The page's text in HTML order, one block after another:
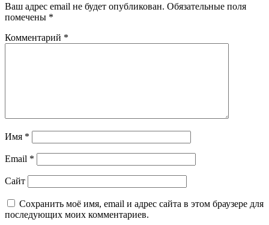
Ваш адрес email не будет опубликован. Обязательные поля
помечены *
Комментарий *
Имя *
Email *
Сайт
Сохранить моё имя, email и адрес сайта в этом браузере для
последующих моих комментариев.